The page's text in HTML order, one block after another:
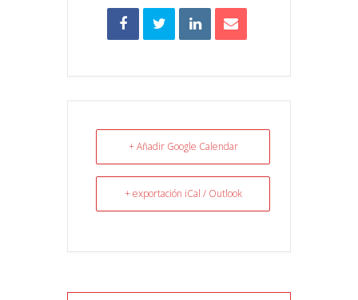
+ Añadir Google Calendar
+ exportación iCal / Outlook